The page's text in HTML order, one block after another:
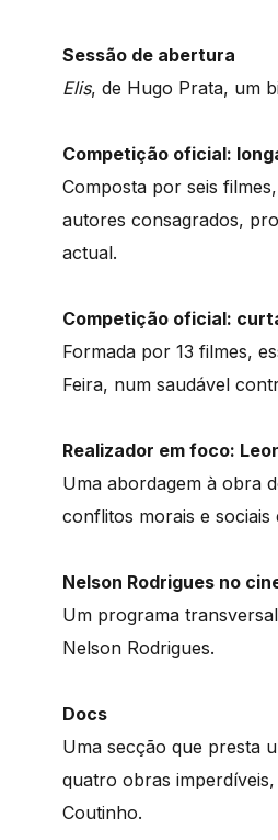
Sessão de abertura
Elis, de Hugo Prata, um
Competição oficial:
Composta por seis
autores consagrados,
actual.
Competição oficial:
Formada por 13 filmes,
Feira, num saudável
Realizador em foco:
Uma abordagem à obra
conflitos morais e sociais
Nelson Rodrigues no
Um programa
Nelson Rodrigues.
Docs
Uma secção que presta
quatro obras
Coutinho.